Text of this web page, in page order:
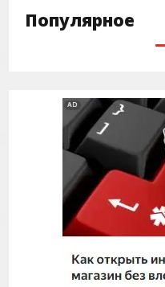
Популярное